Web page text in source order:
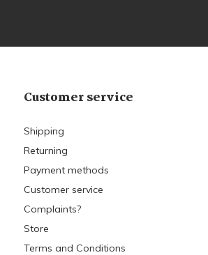
Customer service
Shipping
Returning
Payment methods
Customer service
Complaints?
Store
Terms and Conditions